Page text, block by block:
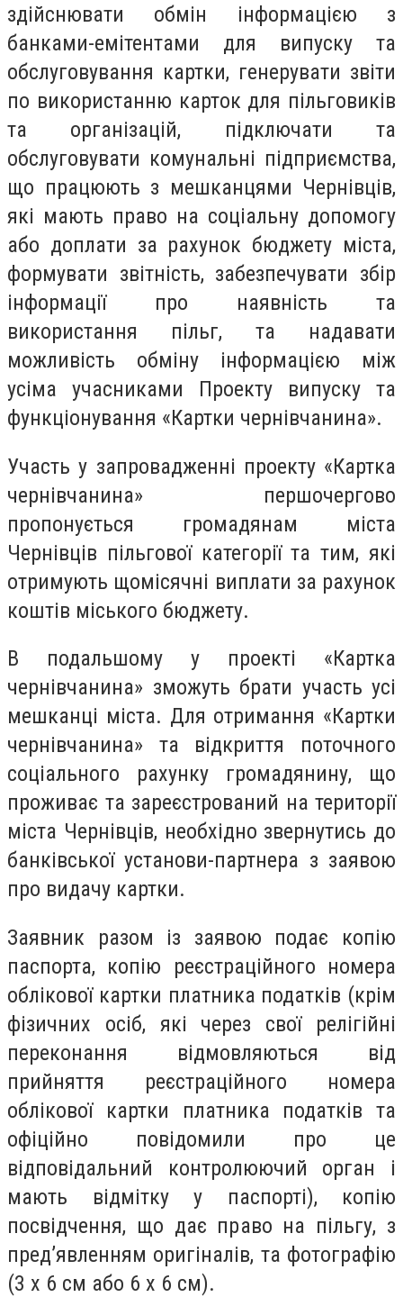
здійснювати обмін інформацією з
банками-емітентами для випуску та
обслуговування картки, генерувати звіти
по використанню карток для пільговиків
та організацій, підключати та
обслуговувати комунальні підприємства,
що працюють з мешканцями Чернівців,
які мають право на соціальну допомогу
або доплати за рахунок бюджету міста,
формувати звітність, забезпечувати збір
інформації про наявність та
використання пільг, та надавати
можливість обміну інформацією між
усіма учасниками Проекту випуску та
функціонування «Картки чернівчанина».
Участь у запровадженні проекту «Картка
чернівчанина» першочергово
пропонується громадянам міста
Чернівців пільгової категорії та тим, які
отримують щомісячні виплати за рахунок
коштів міського бюджету.
В подальшому у проекті «Картка
чернівчанина» зможуть брати участь усі
мешканці міста. Для отримання «Картки
чернівчанина» та відкриття поточного
соціального рахунку громадянину, що
проживає та зареєстрований на території
міста Чернівців, необхідно звернутись до
банківської установи-партнера з заявою
про видачу картки.
Заявник разом із заявою подає копію
паспорта, копію реєстраційного номера
облікової картки платника податків (крім
фізичних осіб, які через свої релігійні
переконання відмовляються від
прийняття реєстраційного номера
облікової картки платника податків та
офіційно повідомили про це
відповідальний контролюючий орган і
мають відмітку у паспорті), копію
посвідчення, що дає право на пільгу, з
пред’явленням оригіналів, та фотографію
(3 х 6 см або 6 х 6 см).